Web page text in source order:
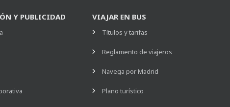
Y PUBLICIDAD VIAJAR EN BUS
Títulos y tarifas
Reglamento de viajeros
Navega por Madrid
Plano turístico